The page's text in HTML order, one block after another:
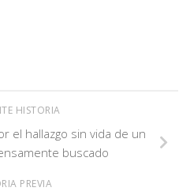
HISTORIA
el hallazgo sin vida de un
buscado
PREVIA